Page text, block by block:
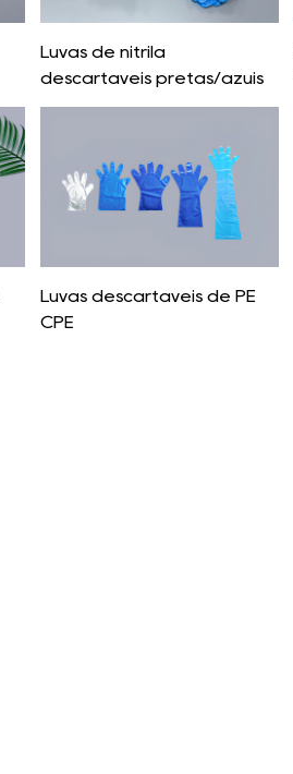
Luvas de nitrila
descartáveis ​​pretas/azuis
Luvas descartáveis ​​de PE
CPE